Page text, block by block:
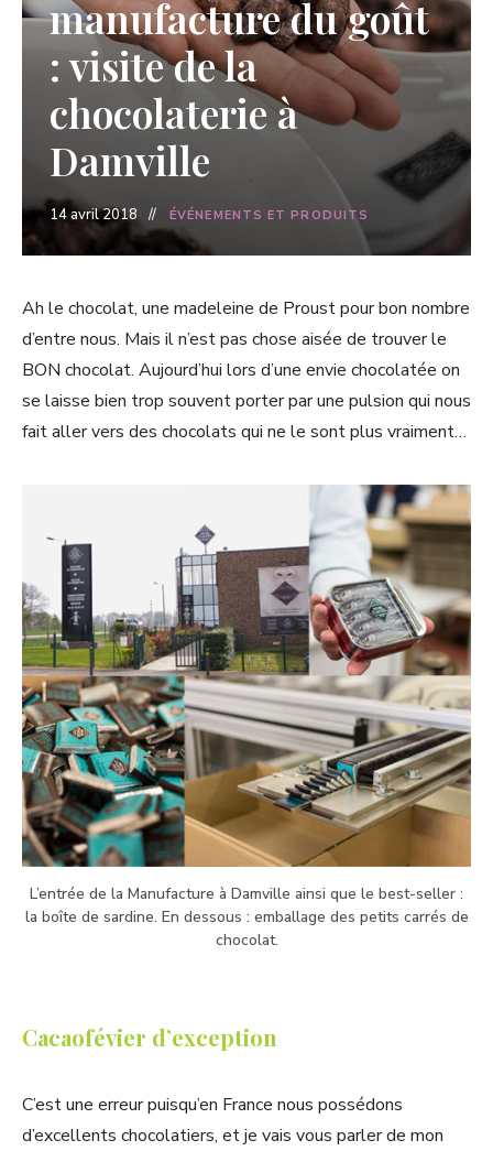
manufacture du goût
: visite de la
chocolaterie à
Damville
14 avril 2018 ÉVÉNEMENTS ET PRODUITS
Ah le chocolat, une madeleine de Proust pour bon nombre
d’entre nous. Mais il n’est pas chose aisée de trouver le
BON chocolat. Aujourd’hui lors d’une envie chocolatée on
se laisse bien trop souvent porter par une pulsion qui nous
fait aller vers des chocolats qui ne le sont plus vraiment…
L’entrée de la Manufacture à Damville ainsi que le best-seller :
la boîte de sardine. En dessous : emballage des petits carrés de
chocolat.
Cacaofévier d’exception
C’est une erreur puisqu’en France nous possédons
d’excellents chocolatiers, et je vais vous parler de mon